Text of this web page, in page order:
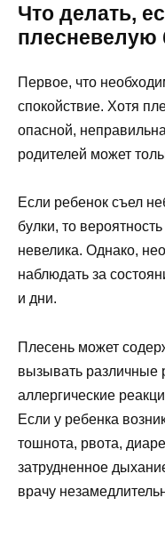
Что делать,
плесневелую
Первое, что
спокойствие. Хотя
опасной,
родителей может
Если ребенок съел
булки, то
невелика. Однако,
наблюдать за
и дни.
Плесень может
вызывать различные
аллергические
Если у ребенка
тошнота, рвота,
затрудненное
врачу